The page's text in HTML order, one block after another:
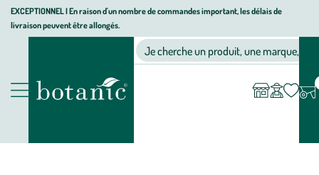
Aller
Aller
au
Aller
au
page
EXCEPTIONNEL I En raison d'un nombre de commandes important, les délais de
livraison peuvent être allongés.
Nos produits
Jardinerie écologique, animalerie, décoration, alimentation bio
Je cherche un produit, une marque, un
compte